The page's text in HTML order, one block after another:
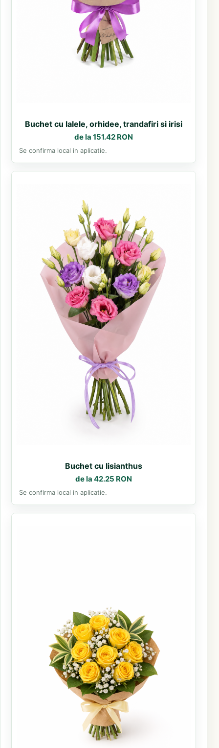
Buchet cu lalele, orhidee, trandafiri si irisi
de la 151.42 RON
Se confirma local in aplicatie.
Buchet cu lisianthus
de la 42.25 RON
Se confirma local in aplicatie.